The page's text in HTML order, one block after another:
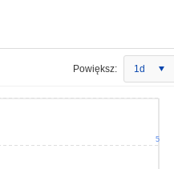
Powiększ: 1d
5